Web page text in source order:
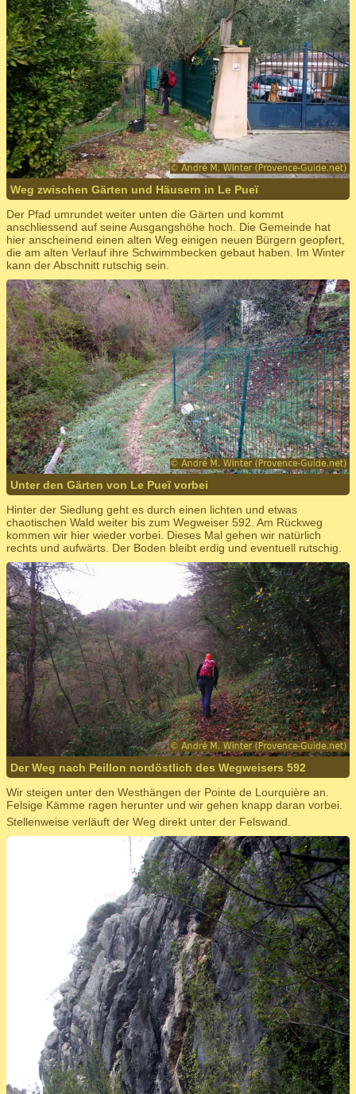
Weg zwischen Gärten und Häusern in Le Pueï
Der Pfad umrundet weiter unten die Gärten und kommt
anschliessend auf seine Ausgangshöhe hoch. Die Gemeinde hat
hier anscheinend einen alten Weg einigen neuen Bürgern geopfert,
die am alten Verlauf ihre Schwimmbecken gebaut haben. Im Winter
kann der Abschnitt rutschig sein.
Unter den Gärten von Le Pueï vorbei
Hinter der Siedlung geht es durch einen lichten und etwas
chaotischen Wald weiter bis zum Wegweiser 592. Am Rückweg
kommen wir hier wieder vorbei. Dieses Mal gehen wir natürlich
rechts und aufwärts. Der Boden bleibt erdig und eventuell rutschig.
Der Weg nach Peillon nordöstlich des Wegweisers 592
Wir steigen unter den Westhängen der Pointe de Lourquière an.
Felsige Kämme ragen herunter und wir gehen knapp daran vorbei.
Stellenweise verläuft der Weg direkt unter der Felswand.